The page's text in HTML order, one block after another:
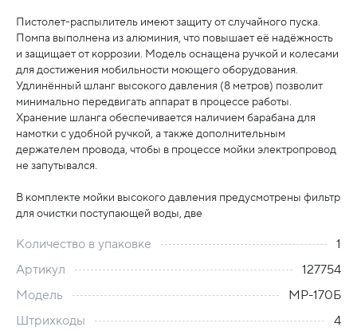
Пистолет-распылитель имеют защиту от случайного пуска.
Помпа выполнена из алюминия, что повышает её надёжность
и защищает от коррозии. Модель оснащена ручкой и колесами
для достижения мобильности моющего оборудования.
Удлинённый шланг высокого давления (8 метров) позволит
минимально передвигать аппарат в процессе работы.
Хранение шланга обеспечивается наличием барабана для
намотки с удобной ручкой, а также дополнительным
держателем провода, чтобы в процессе мойки электропровод
не запутывался.
В комплекте мойки высокого давления предусмотрены фильтр
для очистки поступающей воды, две
Количество в упаковке
1
Артикул
127754
Модель
МР-170Б
Штрихкоды
4